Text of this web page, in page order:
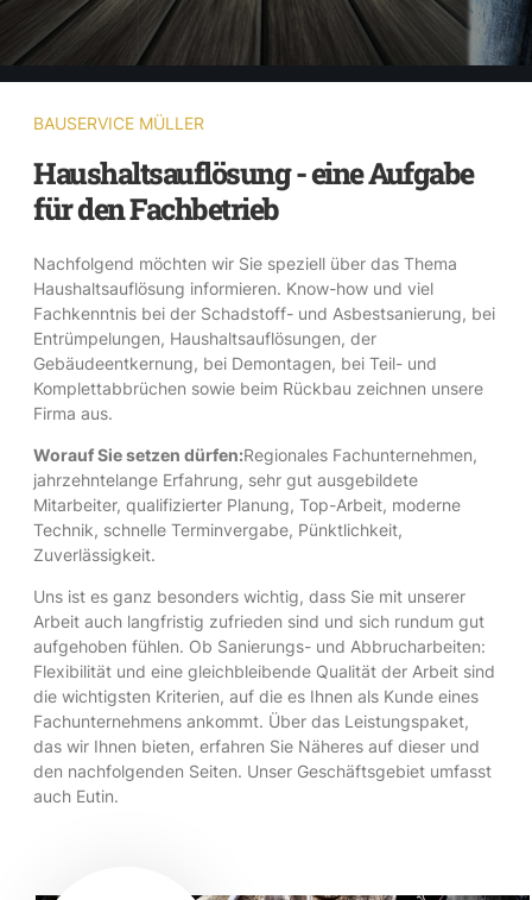
BAUSERVICE MÜLLER
Haushaltsauflösung - eine Aufgabe
für den Fachbetrieb
Nachfolgend möchten wir Sie speziell über das Thema
Haushaltsauflösung informieren. Know-how und viel
Fachkenntnis bei der Schadstoff- und Asbestsanierung, bei
Entrümpelungen, Haushaltsauflösungen, der
Gebäudeentkernung, bei Demontagen, bei Teil- und
Komplettabbrüchen sowie beim Rückbau zeichnen unsere
Firma aus.
Worauf Sie setzen dürfen:Regionales Fachunternehmen,
jahrzehntelange Erfahrung, sehr gut ausgebildete
Mitarbeiter, qualifizierter Planung, Top-Arbeit, moderne
Technik, schnelle Terminvergabe, Pünktlichkeit,
Zuverlässigkeit.
Uns ist es ganz besonders wichtig, dass Sie mit unserer
Arbeit auch langfristig zufrieden sind und sich rundum gut
aufgehoben fühlen. Ob Sanierungs- und Abbrucharbeiten:
Flexibilität und eine gleichbleibende Qualität der Arbeit sind
die wichtigsten Kriterien, auf die es Ihnen als Kunde eines
Fachunternehmens ankommt. Über das Leistungspaket,
das wir Ihnen bieten, erfahren Sie Näheres auf dieser und
den nachfolgenden Seiten. Unser Geschäftsgebiet umfasst
auch Eutin.